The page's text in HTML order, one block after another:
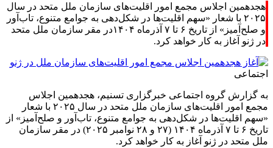
هجدهمین اجلاس مجمع امور اقلیت‌های سازمان ملل متحد در سال
۲۰۲۵ با شعار «سهم اقلیت‌ها در شکل‌دهی به جوامع متنوع، تاب‌آور
و صلح‌آمیز» از تاریخ ۶ تا ۷ آذرماه ۱۴۰۴در مقر سازمان ملل متحد
در ژنو آغاز به کار خواهد کرد.
اجتماعی
به گزارش گروه اجتماعی خبرگزاری تسنیم، هجدهمین اجلاس
مجمع امور اقلیت‌های سازمان ملل متحد در سال ۲۰۲۵ با شعار
«سهم اقلیت‌ها در شکل‌دهی به جوامع متنوع، تاب‌آور و صلح‌آمیز» از
تاریخ ۶ تا ۷ آذرماه ۱۴۰۴ (۲۷ و ۲۸ نوامبر ۲۰۲۵) در مقر سازمان
ملل متحد در ژنو آغاز به کار خواهد کرد.